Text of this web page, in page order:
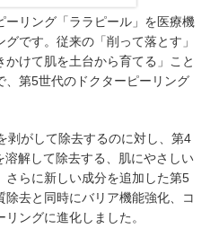
ーリング「ララピール」を医療機
です。従来の「削って落とす」
けて肌を土台から育てる」こと
、第5世代のドクターピーリング
剥がして除去するのに対し、第4
解して除去する、肌にやさしい
さらに新しい成分を追加した第5
去と同時にバリア機能強化、コ
ングに進化しました。